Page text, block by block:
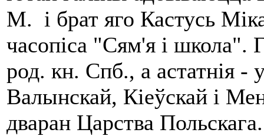
М. і брат яго Кастусь
часопіса "Сям'я і школа".
род. кн. Спб., а астатнія -
Валынскай, Кіеўскай і
дваран Царства Польскага.